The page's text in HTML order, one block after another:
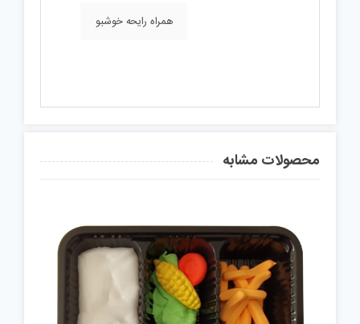
همراه رایحه خوشبو
محصولات مشابه